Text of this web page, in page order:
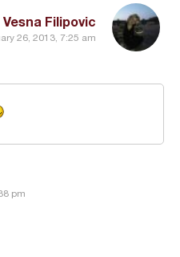
Vesna Filipovic
26, 2013, 7:25 am
pm